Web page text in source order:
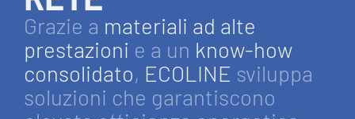
Grazie a materiali ad alte
prestazioni e a un know-how
consolidato, ECOLINE sviluppa
soluzioni che garantiscono